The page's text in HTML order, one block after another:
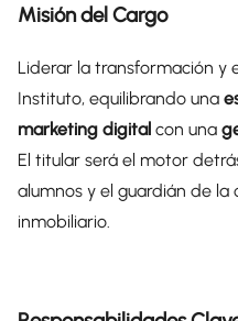
Misión del Cargo
Liderar la transformación y
Instituto, equilibrando una
marketing digital con una
El titular será el motor
alumnos y el guardián de
inmobiliario.